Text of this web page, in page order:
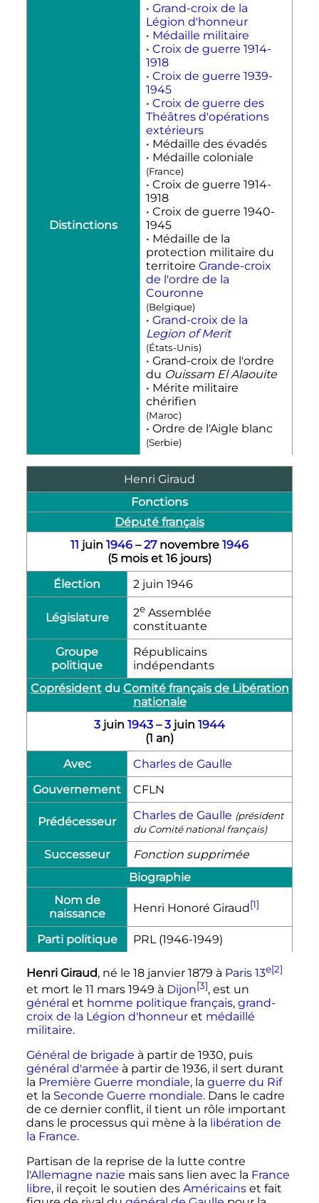
Distinctions
• Grand-croix de la
Légion d'honneur
• Médaille militaire
• Croix de guerre 1914-
1918
• Croix de guerre 1939-
1945
• Croix de guerre des
Théâtres d'opérations
extérieurs
• Médaille des évadés
• Médaille coloniale
(France)
• Croix de guerre 1914-
1918
• Croix de guerre 1940-
1945
• Médaille de la
protection militaire du
territoire Grande-croix
de l'ordre de la
Couronne
(Belgique)
• Grand-croix de la
Legion of Merit
(États-Unis)
• Grand-croix de l'ordre
du Ouissam El Alaouite
• Mérite militaire
chérifien
(Maroc)
• Ordre de l'Aigle blanc
(Serbie)
Henri Giraud
Fonctions
Député français
11 juin 1946 –27novembre 1946
(5 mois et 16 jours)
Élection
2 juin 1946
Législature 2e Assemblée
constituante
Groupe
politique
Républicains
indépendants
Coprésidentdu Comité français de Libération
nationale
3 juin 1943 –3 juin 1944
(1 an)
Avec
Charles de Gaulle
Gouvernement
CFLN
Prédécesseur Charles de Gaulle (président
du Comité national français)
Successeur
Fonction supprimée
Biographie
Nom de
naissance
Henri Honoré Giraud[1]
Parti politique PRL (1946-1949)
Henri Giraud, né le 18 janvier 1879 à Paris 13e[2]
et mort le 11 mars 1949 à Dijon[3], est un
général et homme politique français, grand-
croix de la Légion d'honneuret médaillé
militaire.
Général de brigade à partir de 1930, puis
général d'armée à partir de 1936, il sert durant
la Première Guerre mondiale, la guerre du Rif
et la Seconde Guerre mondiale. Dans le cadre
de ce dernier conflit, il tient un rôle important
dans le processus qui mène à la libération de
la France.
Partisan de la reprise de la lutte contre
l'Allemagne nazie mais sans lien avec la France
libre, il reçoit le soutien des Américainset fait